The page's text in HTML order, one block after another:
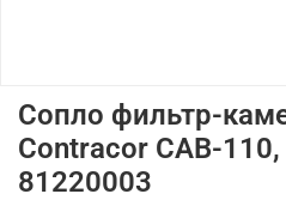
Сопло фильтр-
Contracor CAB-110,
81220003